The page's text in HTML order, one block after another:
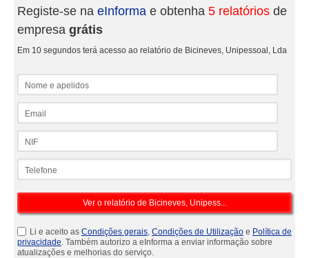
Registe-se na eInforma e obtenha 5 relatórios de
empresa grátis
Em 10 segundos terá acesso ao relatório de Bicineves, Unipessoal, Lda
Li e aceito as Condições gerais, Condições de Utilização e Política de
privacidade. Também autorizo a eInforma a enviar informação sobre
atualizações e melhorias do serviço.